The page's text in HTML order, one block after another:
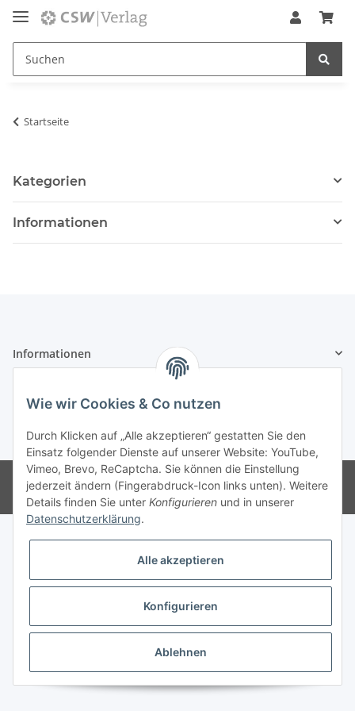
Startseite
Kategorien
Informationen
Informationen
Gesetzliche Informationen
* Alle Preise inkl. gesetzlicher USt., zzgl.Versand
© CSW-Verlag
Powered byJTL-Shop
Wie wir Cookies & Co nutzen
Durch Klicken auf „Alle akzeptieren“ gestatten Sie den
Einsatz folgender Dienste auf unserer Website: YouTube,
Vimeo, Brevo, ReCaptcha. Sie können die Einstellung
jederzeit ändern (Fingerabdruck-Icon links unten). Weitere
Details finden Sie unter Konfigurieren und in unserer
Datenschutzerklärung.
Alle akzeptieren
Konfigurieren
Ablehnen